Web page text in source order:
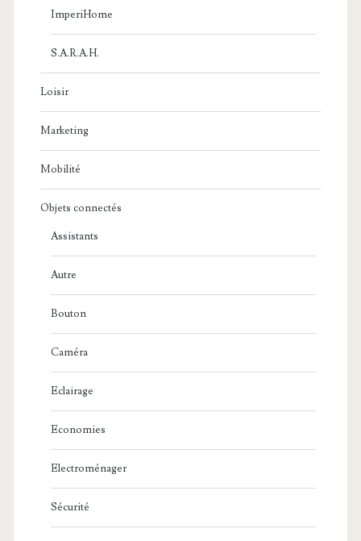
ImperiHome
S.A.R.A.H.
Loisir
Marketing
Mobilité
Objets connectés
Assistants
Autre
Bouton
Caméra
Eclairage
Economies
Electroménager
Sécurité